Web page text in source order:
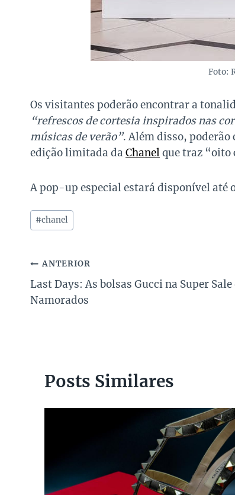
Foto:
Os visitantes poderão encontrar a
“refrescos de cortesia inspirados nas
músicas de verão”. Além disso,
edição limitada da Chanelque traz “oito
A pop-up especial estará disponível até
Tags
do
#chanel
Navegação
de
ANTERIOR
Last Days: As bolsas Gucci na Super Sale
Namorados
Posts Similares